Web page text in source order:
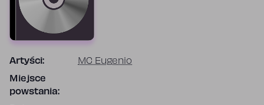
Artyści: MC Eugenio
Miejsce
powstania: